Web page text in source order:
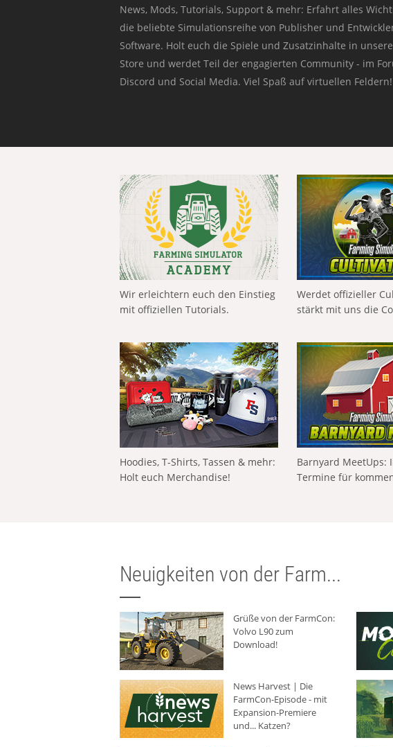
News, Mods, Tutorials, Support & mehr: Erfahrt alles
die beliebte Simulationsreihe von Publisher und
Software. Holt euch die Spiele und Zusatzinhalte in
Store und werdet Teil der engagierten Community - im
Discord und Social Media. Viel Spaß auf virtuellen Feldern!
Wir erleichtern euch den Einstieg
mit offiziellen Tutorials.
Werdet offizieller
stärkt mit uns die
Hoodies, T-Shirts, Tassen & mehr:
Holt euch Merchandise!
Barnyard MeetUps:
Termine für
Neuigkeiten von der Farm...
Grüße von der FarmCon:
Volvo L90 zum
Download!
News Harvest | Die
FarmCon-Episode - mit
Expansion-Premiere
und... Katzen?